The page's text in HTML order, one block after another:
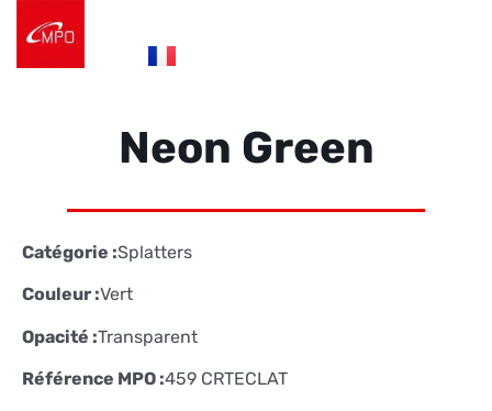
Neon Green
Catégorie :Splatters
Couleur :Vert
Opacité :Transparent
Référence MPO :459 CRTECLAT